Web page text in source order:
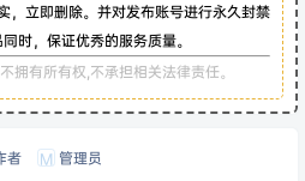
，立即删除。并对发布账号进行永久封禁
时，保证优秀的服务质量。
拥有所有权,不承担相关法律责任。
者 M 管理员